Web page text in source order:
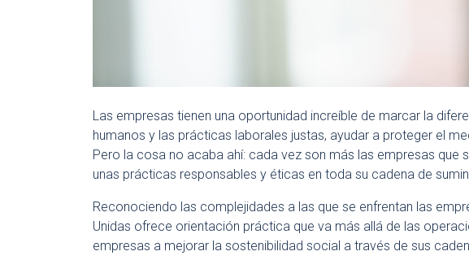
Las empresas tienen una oportunidad increíble de marcar la
humanos y las prácticas laborales justas, ayudar a proteger el
Pero la cosa no acaba ahí: cada vez son más las empresas que
unas prácticas responsables y éticas en toda su cadena de
Reconociendo las complejidades a las que se enfrentan las
Unidas ofrece orientación práctica que va más allá de las
empresas a mejorar la sostenibilidad social a través de sus